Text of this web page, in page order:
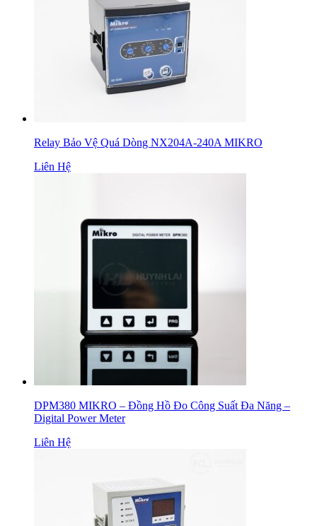
Relay Bảo Vệ Quá Dòng NX204A-240A MIKRO
Liên Hệ
DPM380 MIKRO – Đồng Hồ Đo Công Suất Đa Năng –
Digital Power Meter
Liên Hệ